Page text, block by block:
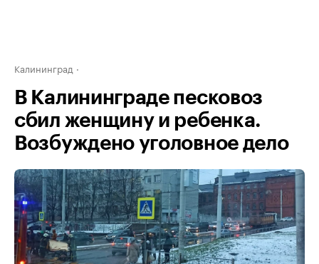
Калининград
В Калининграде песковоз
сбил женщину и ребенка.
Возбуждено уголовное дело